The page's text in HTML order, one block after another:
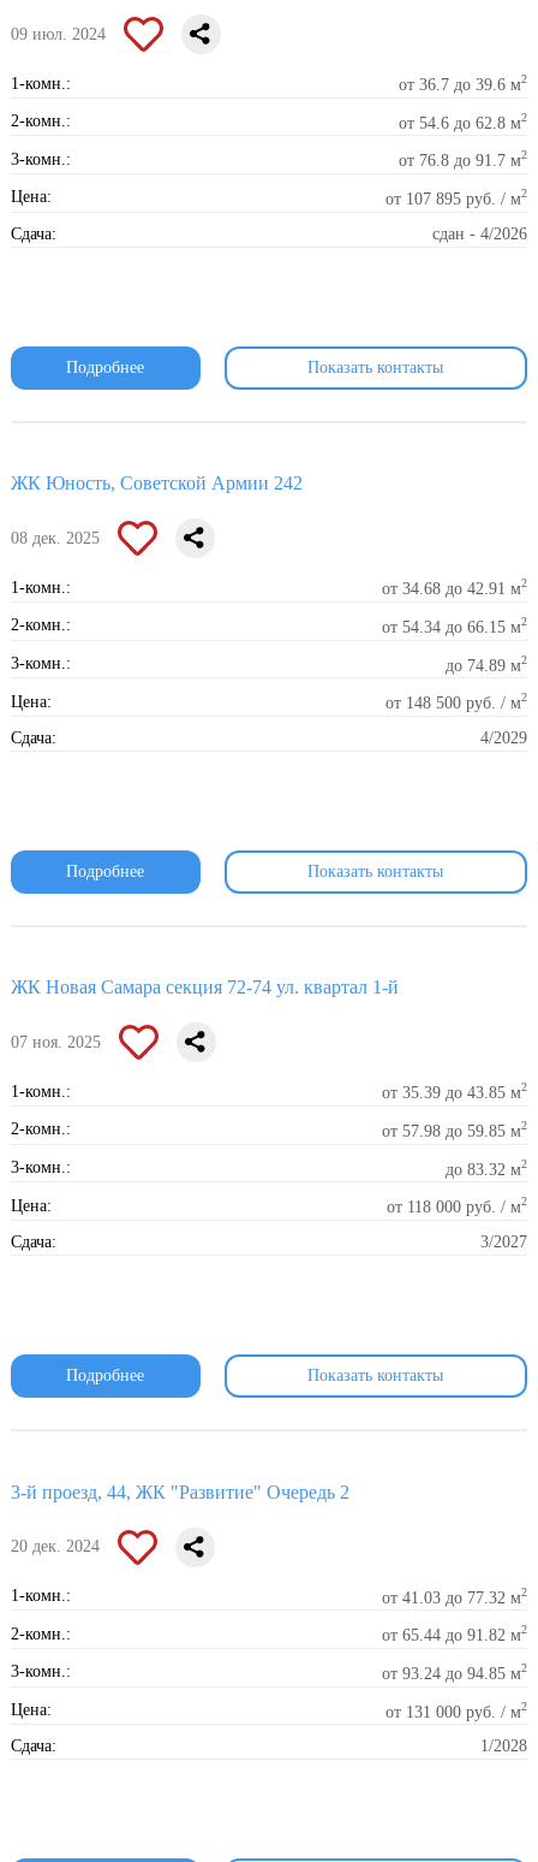
09 июл. 2024
1-комн.: от 36.7 до 39.6 м2
2-комн.: от 54.6 до 62.8 м2
3-комн.: от 76.8 до 91.7 м2
Цена: от 107 895 руб. / м2
Сдача: сдан - 4/2026
Подробнее Показать контакты
ЖК Юность, Советской Армии 242
08 дек. 2025
1-комн.: от 34.68 до 42.91 м2
2-комн.: от 54.34 до 66.15 м2
3-комн.: до 74.89 м2
Цена: от 148 500 руб. / м2
Сдача: 4/2029
Подробнее Показать контакты
ЖК Новая Самара секция 72-74 ул. квартал 1-й
07 ноя. 2025
1-комн.: от 35.39 до 43.85 м2
2-комн.: от 57.98 до 59.85 м2
3-комн.: до 83.32 м2
Цена: от 118 000 руб. / м2
Сдача: 3/2027
Подробнее Показать контакты
3-й проезд, 44, ЖК "Развитие" Очередь 2
20 дек. 2024
1-комн.: от 41.03 до 77.32 м2
2-комн.: от 65.44 до 91.82 м2
3-комн.: от 93.24 до 94.85 м2
Цена: от 131 000 руб. / м2
Сдача: 1/2028